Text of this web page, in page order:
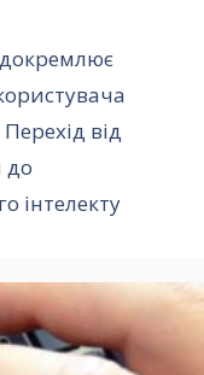
від
до
інтелекту